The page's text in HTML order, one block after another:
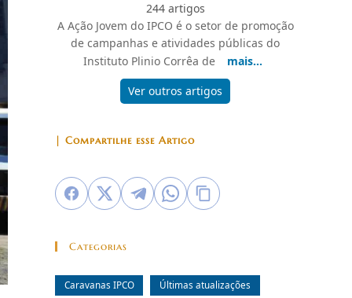
244 artigos
A Ação Jovem do IPCO é o setor de promoção
de campanhas e atividades públicas do
Instituto Plinio Corrêa de
mais...
Ver outros artigos
| Compartilhe esse Artigo
Categorias
Caravanas IPCO Últimas atualizações